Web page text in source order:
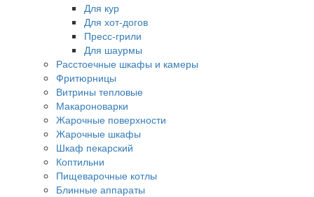
Для кур
Для хот-догов
Пресс-грили
Для шаурмы
Расстоечные шкафы и камеры
Фритюрницы
Витрины тепловые
Макароноварки
Жарочные поверхности
Жарочные шкафы
Шкаф пекарский
Коптильни
Пищеварочные котлы
Блинные аппараты